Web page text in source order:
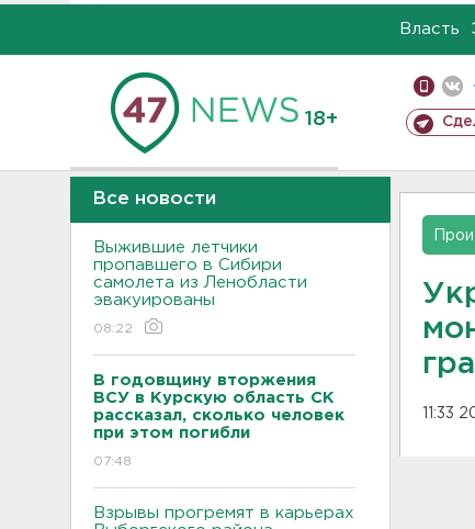
Власть
18+
Все новости
Выжившие летчики
пропавшего в Сибири
самолета из Ленобласти
эвакуированы
08:22
В годовщину вторжения
ВСУ в Курскую область СК
рассказал, сколько человек
при этом погибли
07:48
Взрывы прогремят в карьерах
11:33